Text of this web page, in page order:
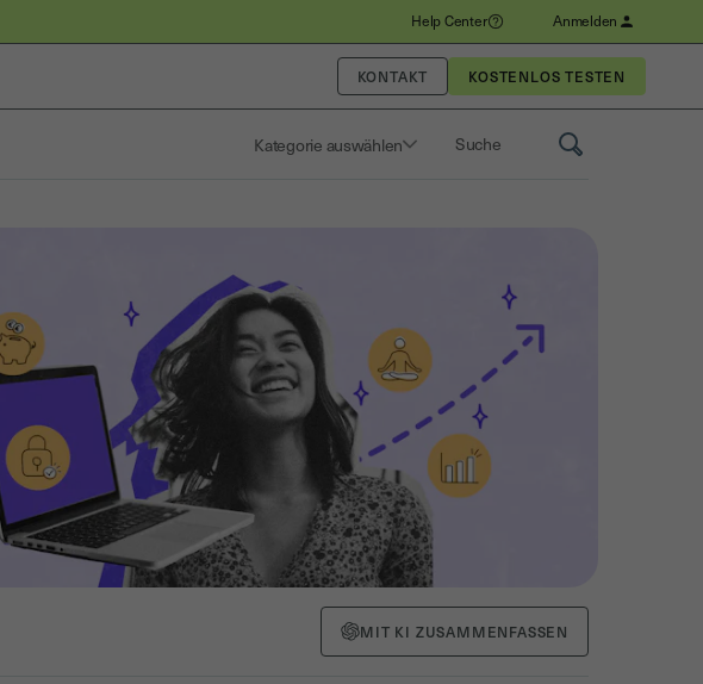
Help Center Anmelden
KONTAKT
Kategorie auswählen Saisissez un terme pour
MIT KI ZUSAMMENFASSEN